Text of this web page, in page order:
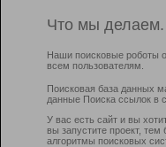
Что мы делаем.
Наши поисковые роботы
всем пользователям.
Поисковая база данных
данные Поиска ссылок в
У вас есть сайт и вы
вы запустите проект,
алгоритмы поисковых